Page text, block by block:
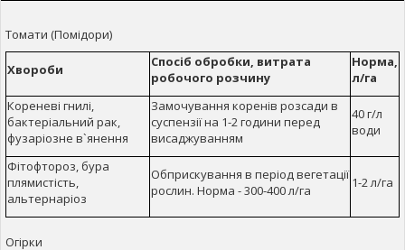
Томати (Помідори)
Хвороби
Спосіб обробки, витрата
робочого розчину
Норма,
л/га
Кореневі гнилі,
бактеріальний рак,
фузаріозне в`янення
Замочування коренів розсади в
суспензії на 1-2 години перед
висаджуванням
40 г/л
води
Фітофтороз, бура
плямистість,
альтернаріоз
Обприскування в період вегетації
рослин. Норма - 300-400 л/га
1-2 л/га
Огірки